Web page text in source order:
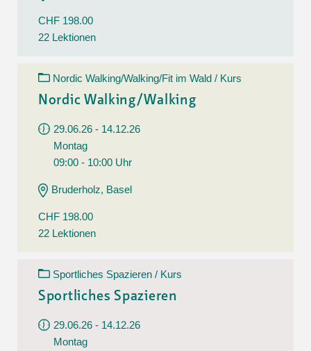
CHF 198.00
22 Lektionen
Nordic Walking/Walking/Fit im Wald / Kurs
Nordic Walking/Walking
29.06.26 - 14.12.26
Montag
09:00 - 10:00 Uhr
Bruderholz, Basel
CHF 198.00
22 Lektionen
Sportliches Spazieren / Kurs
Sportliches Spazieren
29.06.26 - 14.12.26
Montag